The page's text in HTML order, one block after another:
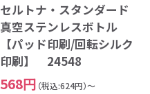
セルトナ・スタンダード
真空ステンレスボトル
【パッド印刷/回転シルク
印刷】 24548
568円 （税込:624円）～